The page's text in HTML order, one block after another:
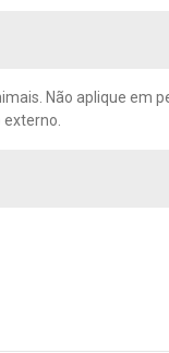
Não aplique em